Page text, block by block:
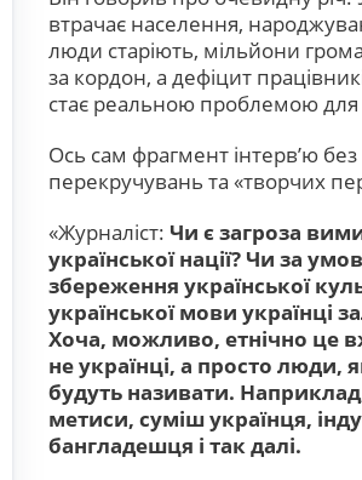
втрачає населення,
люди старіють, мільйони
за кордон, а дефіцит
стає реальною проблемою для
Ось сам фрагмент інтерв’ю без
перекручувань та «творчих
«Журналіст: Чи є загроза
української нації? Чи за
збереження української
української мови українці
Хоча, можливо, етнічно це
не українці, а просто люди,
будуть називати.
метиси, суміш українця,
бангладешця і так далі.